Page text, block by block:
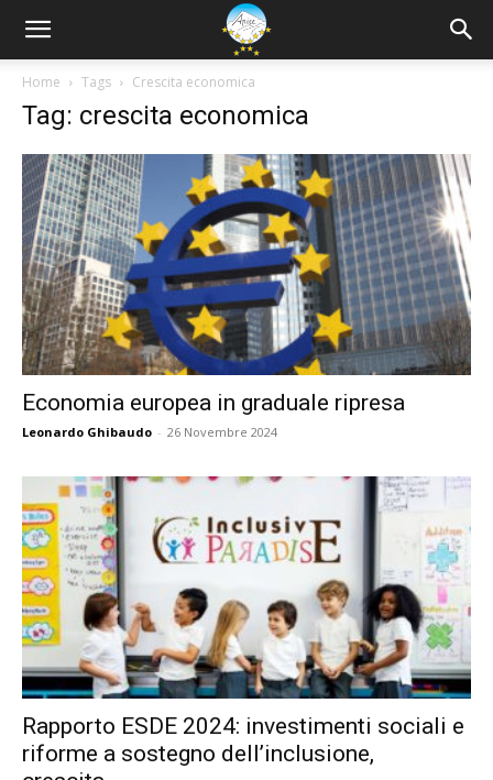
Home Tags Crescita economica
Tag: crescita economica
Economia europea in graduale ripresa
Leonardo Ghibaudo - 26 Novembre 2024
Rapporto ESDE 2024: investimenti sociali e
riforme a sostegno dell’inclusione,